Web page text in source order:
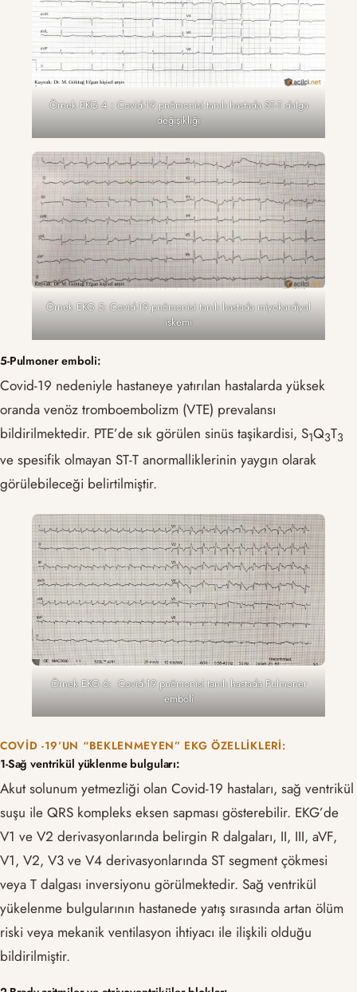
Örnek EKG 4 : Covid-19 pnömonisi tanılı hastada ST-T dalga
değişikliği
Örnek EKG 5: Covid-19 pnömonisi tanılı hastada miyokardiyal
iskemi
5-Pulmoner emboli:
Covid-19 nedeniyle hastaneye yatırılan hastalarda yüksek
oranda venöz tromboembolizm (VTE) prevalansı
bildirilmektedir. PTE’de sık görülen sinüs taşikardisi, S1Q3T3
ve spesifik olmayan ST-T anormalliklerinin yaygın olarak
görülebileceği belirtilmiştir.
Örnek EKG 6: Covid-19 pnömonisi tanılı hastada Pulmoner
emboli
COVID -19’UN “BEKLENMEYEN” EKG ÖZELLIKLERI:
1-Sağ ventrikül yüklenme bulguları:
Akut solunum yetmezliği olan Covid-19 hastaları, sağ ventrikül
suşu ile QRS kompleks eksen sapması gösterebilir. EKG’de
V1 ve V2 derivasyonlarında belirgin R dalgaları, II, III, aVF,
V1, V2, V3 ve V4 derivasyonlarında ST segment çökmesi
veya T dalgası inversiyonu görülmektedir. Sağ ventrikül
yükelenme bulgularının hastanede yatış sırasında artan ölüm
riski veya mekanik ventilasyon ihtiyacı ile ilişkili olduğu
bildirilmiştir.